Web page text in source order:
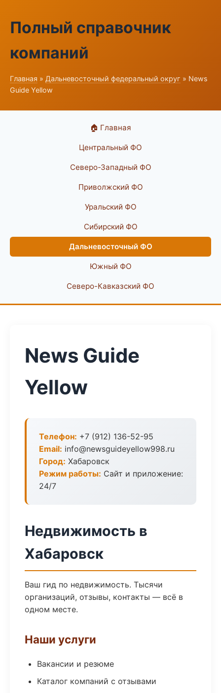
Полный справочник
компаний
Главная » Дальневосточный федеральный округ » News
Guide Yellow
🏠 Главная
Центральный ФО
Северо-Западный ФО
Приволжский ФО
Уральский ФО
Сибирский ФО
Дальневосточный ФО
Южный ФО
Северо-Кавказский ФО
News Guide
Yellow
Телефон: +7 (912) 136-52-95
Email: info@newsguideyellow998.ru
Город: Хабаровск
Режим работы: Сайт и приложение:
24/7
Недвижимость в
Хабаровск
Ваш гид по недвижимость. Тысячи
организаций, отзывы, контакты — всё в
одном месте.
Наши услуги
Вакансии и резюме
Каталог компаний с отзывами